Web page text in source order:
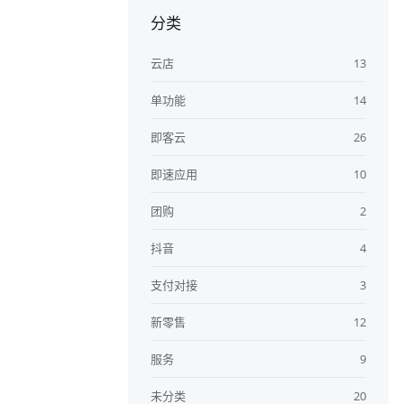
分类
云店 13
单功能 14
即客云 26
即速应用 10
团购 2
抖音 4
支付对接 3
新零售 12
服务 9
未分类 20